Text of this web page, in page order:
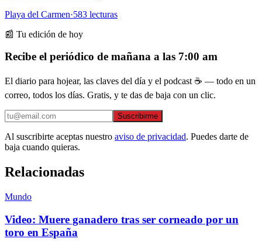
Playa del Carmen·583 lecturas
📰 Tu edición de hoy
Recibe el periódico de mañana a las 7:00 am
El diario para hojear, las claves del día y el podcast ☕ — todo en un
correo, todos los días. Gratis, y te das de baja con un clic.
Suscribirme
Al suscribirte aceptas nuestro aviso de privacidad. Puedes darte de
baja cuando quieras.
Relacionadas
Mundo
Video: Muere ganadero tras ser corneado por un
toro en España